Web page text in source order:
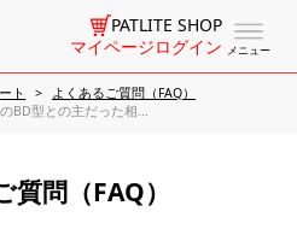
メニュー
PATLITE SHOP
マイページログイン
ト
よくあるご質問（FAQ）
BD型との主だった相...
問（FAQ）